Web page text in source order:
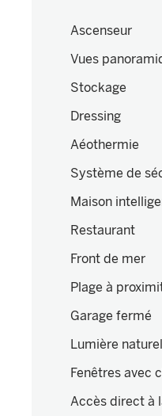
Ascenseur
Vues
Stockage
Dressing
Aéothermie
Système de
Maison
Restaurant
Front de mer
Plage à
Garage fermé
Lumière
Fenêtres avec
Accès direct à